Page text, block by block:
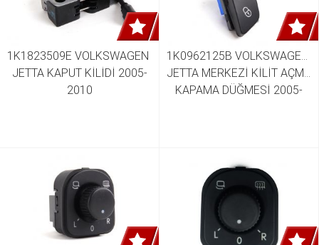
1K1823509E VOLKSWAGEN
JETTA KAPUT KİLİDİ 2005-
2010
1K0962125B VOLKSWAGEN
JETTA MERKEZİ KİLİT AÇMA
KAPAMA DÜĞMESİ 2005-